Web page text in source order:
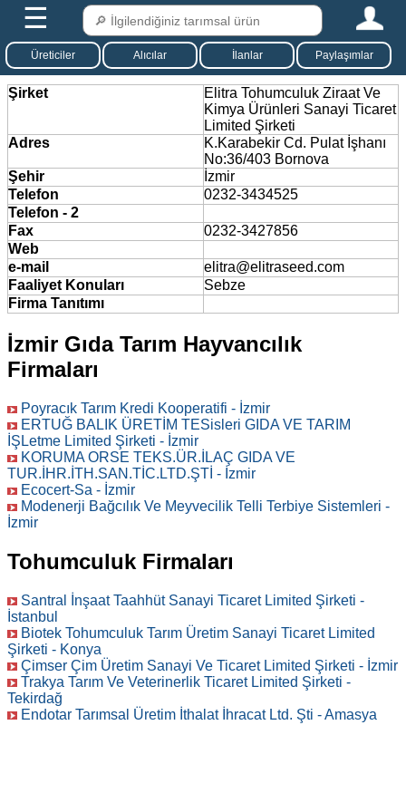
☰
Üreticiler Alıcılar İlanlar Paylaşımlar
Şirket
Elitra Tohumculuk Ziraat Ve
Kimya Ürünleri Sanayi Ticaret
Limited Şirketi
Adres
K.Karabekir Cd. Pulat İşhanı
No:36/403 Bornova
Şehir
İzmir
Telefon
0232-3434525
Telefon - 2
Fax
0232-3427856
Web
e-mail
elitra@elitraseed.com
Faaliyet Konuları
Sebze
Firma Tanıtımı
İzmir Gıda Tarım Hayvancılık
Firmaları
Poyracık Tarım Kredi Kooperatifi - İzmir
ERTUĞ BALIK ÜRETİM TESisleri GIDA VE TARIM
İŞLetme Limited Şirketi - İzmir
KORUMA ORSE TEKS.ÜR.İLAÇ GIDA VE
TUR.İHR.İTH.SAN.TİC.LTD.ŞTİ - İzmir
Ecocert-Sa - İzmir
Modenerji Bağcılık Ve Meyvecilik Telli Terbiye Sistemleri -
İzmir
Tohumculuk Firmaları
Santral İnşaat Taahhüt Sanayi Ticaret Limited Şirketi -
İstanbul
Biotek Tohumculuk Tarım Üretim Sanayi Ticaret Limited
Şirketi - Konya
Çimser Çim Üretim Sanayi Ve Ticaret Limited Şirketi - İzmir
Trakya Tarım Ve Veterinerlik Ticaret Limited Şirketi -
Tekirdağ
Endotar Tarımsal Üretim İthalat İhracat Ltd. Şti - Amasya